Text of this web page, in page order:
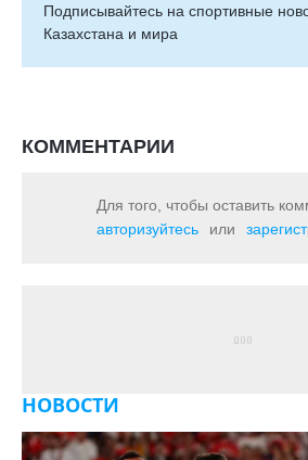
Подписывайтесь на cпортивные
Казахстана и мира
КОММЕНТАРИИ
Для того, чтобы оставить
авторизуйтесь
или
НОВОСТИ